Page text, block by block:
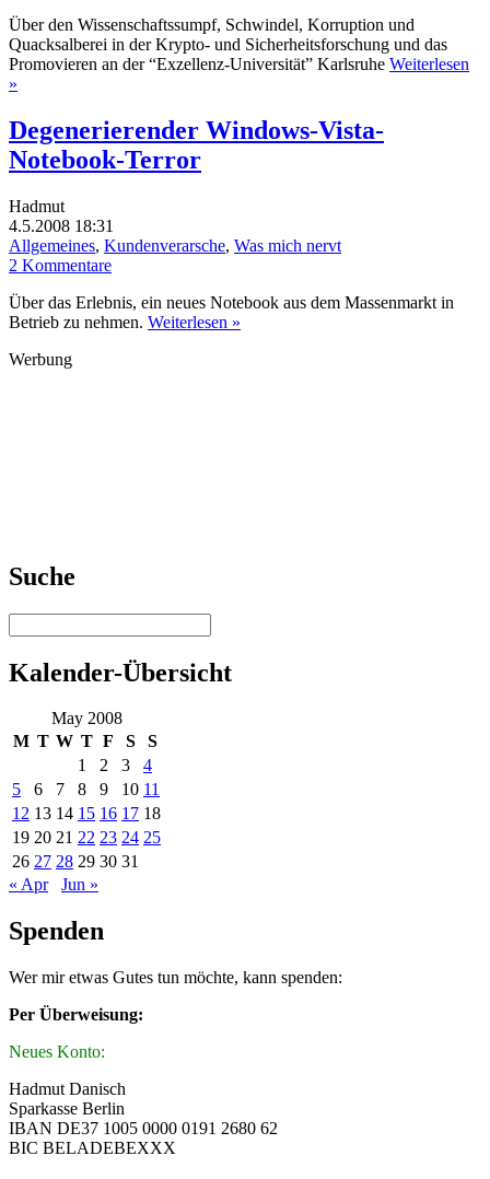
Über den Wissenschaftssumpf, Schwindel, Korruption und
Quacksalberei in der Krypto- und Sicherheitsforschung und das
Promovieren an der “Exzellenz-Universität” Karlsruhe Weiterlesen
»
Degenerierender Windows-Vista-
Notebook-Terror
Hadmut
4.5.2008 18:31
Allgemeines, Kundenverarsche, Was mich nervt
2 Kommentare
Über das Erlebnis, ein neues Notebook aus dem Massenmarkt in
Betrieb zu nehmen. Weiterlesen »
Werbung
Suche
Kalender-Übersicht
May 2008
M T W T F S
S
1
2 3
4
5
6 7 8 9 10 11
12 13 14 15 16 17 18
19 20 21 22 23 24 25
26 27 28 29 30 31
« Apr
Jun »
Spenden
Wer mir etwas Gutes tun möchte, kann spenden:
Per Überweisung:
Neues Konto:
Hadmut Danisch
Sparkasse Berlin
IBAN DE37 1005 0000 0191 2680 62
BIC BELADEBEXXX